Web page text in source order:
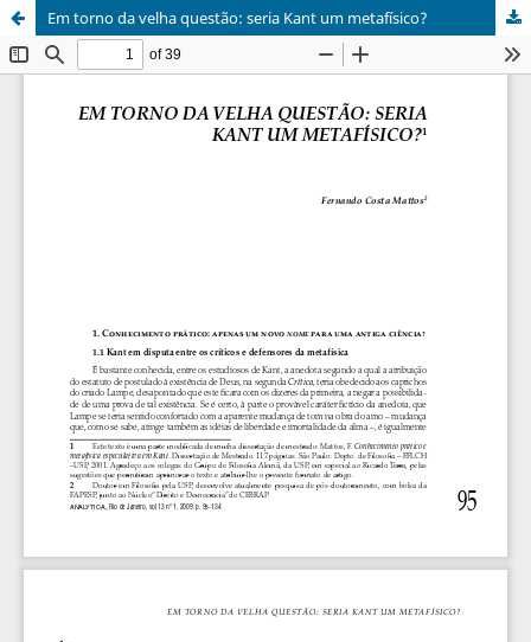
Em torno da velha questão: seria Kant um metafísico?